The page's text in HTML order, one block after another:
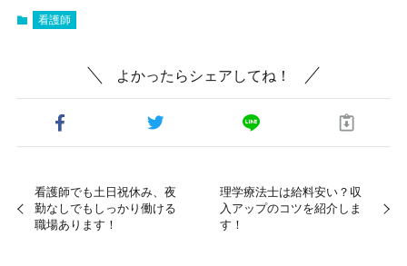
看護師
よかったらシェアしてね！
看護師でも土日祝休み、夜
勤なしでもしっかり働ける
職場あります！
理学療法士は給料安い？収
入アップのコツを紹介しま
す！